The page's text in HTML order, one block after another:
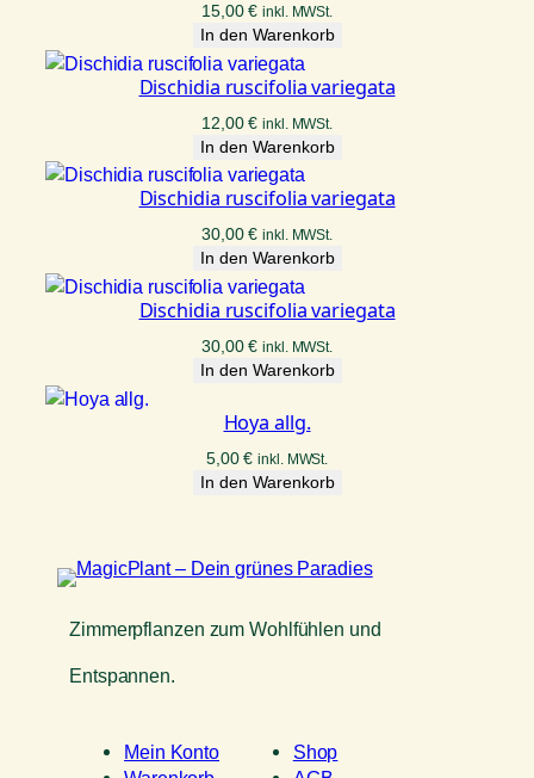
15,00€ inkl. MWSt.
In den Warenkorb
Dischidia ruscifolia variegata
12,00€ inkl. MWSt.
In den Warenkorb
Dischidia ruscifolia variegata
30,00€ inkl. MWSt.
In den Warenkorb
Dischidia ruscifolia variegata
30,00€ inkl. MWSt.
In den Warenkorb
Hoya allg.
5,00€ inkl. MWSt.
In den Warenkorb
Zimmerpflanzen zum Wohlfühlen und
Entspannen.
Mein Konto
Shop